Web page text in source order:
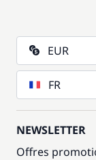
EUR
FR
NEWSLETTER
Offres